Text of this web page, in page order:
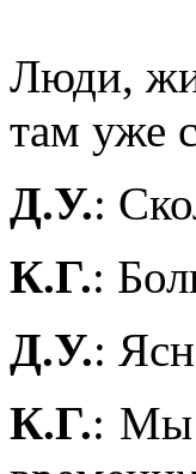
Люди,
там уже
Д.У.:
К.Г.:
Д.У.:
К.Г.: Мы